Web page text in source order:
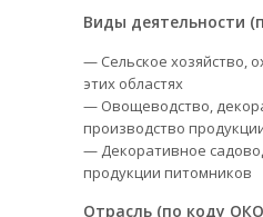
Виды деятельности
— Сельское хозяйство,
этих областях
— Овощеводство,
производство
— Декоративное
продукции питомников
Отрасль (по коду